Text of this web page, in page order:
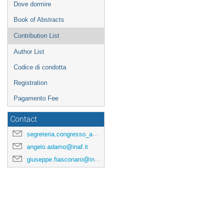
Dove dormire
Book of Abstracts
Contribution List
Author List
Codice di condotta
Registration
Pagamento Fee
Contact
segreteria.congresso_asculta@ifc.inaf.it
angelo.adamo@inaf.it
giuseppe.fiasconaro@inaf.it